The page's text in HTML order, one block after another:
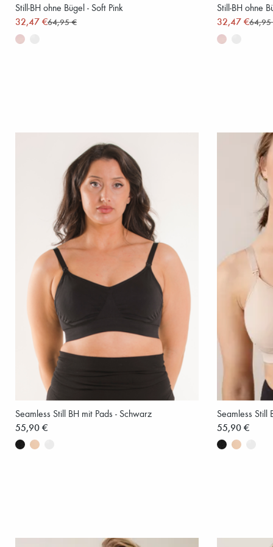
Still-BH ohne Bügel - Soft Pink
32,47 €64,95 €
Still-BH ohne
32,47 €
Seamless Still BH mit Pads - Schwarz
55,90 €
Seamless Still
55,90 €